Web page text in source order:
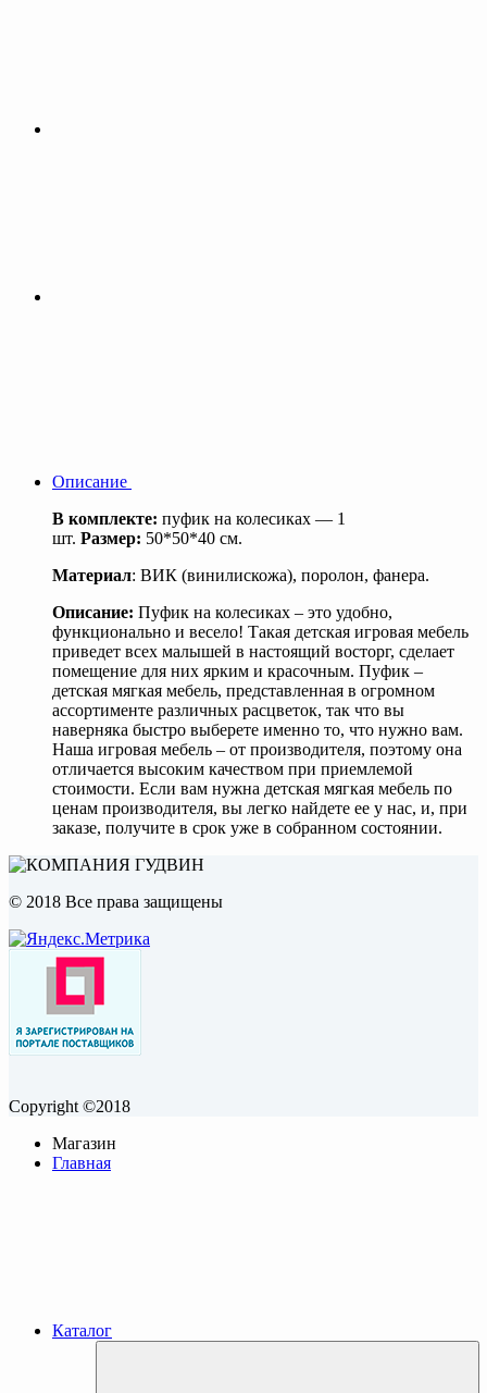
Описание
В комплекте: пуфик на колесиках — 1
шт. Размер: 50*50*40 см.
Материал: ВИК (винилискожа), поролон, фанера.
Описание: Пуфик на колесиках – это удобно,
функционально и весело! Такая детская игровая мебель
приведет всех малышей в настоящий восторг, сделает
помещение для них ярким и красочным. Пуфик –
детская мягкая мебель, представленная в огромном
ассортименте различных расцветок, так что вы
наверняка быстро выберете именно то, что нужно вам.
Наша игровая мебель – от производителя, поэтому она
отличается высоким качеством при приемлемой
стоимости. Если вам нужна детская мягкая мебель по
ценам производителя, вы легко найдете ее у нас, и, при
заказе, получите в срок уже в собранном состоянии.
© 2018 Все права защищены
Copyright ©2018
Магазин
Главная
Каталог